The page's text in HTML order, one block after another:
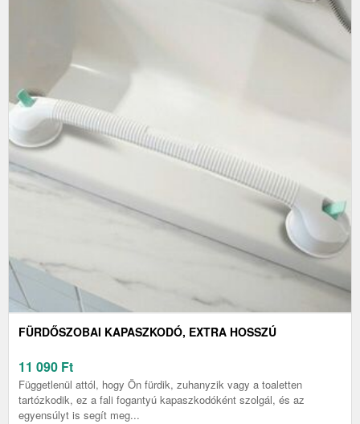
FÜRDŐSZOBAI KAPASZKODÓ, EXTRA HOSSZÚ
11 090 Ft
Függetlenül attól, hogy Ön fürdik, zuhanyzik vagy a toaletten
tartózkodik, ez a fali fogantyú kapaszkodóként szolgál, és az
egyensúlyt is segít meg...